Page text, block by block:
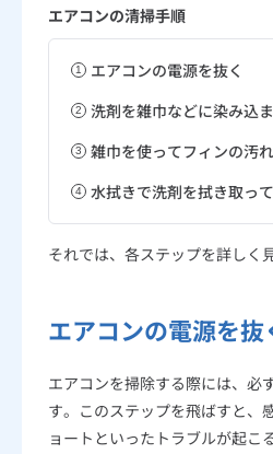
エアコンの清掃手順
エアコンの電源を抜く
洗剤を雑巾などに染み込
雑巾を使ってフィンの汚
水拭きで洗剤を拭き取っ
それでは、各ステップを詳しく
エアコンの電源を抜
エアコンを掃除する際には、必
す。このステップを飛ばすと、
ョートといったトラブルが起こ